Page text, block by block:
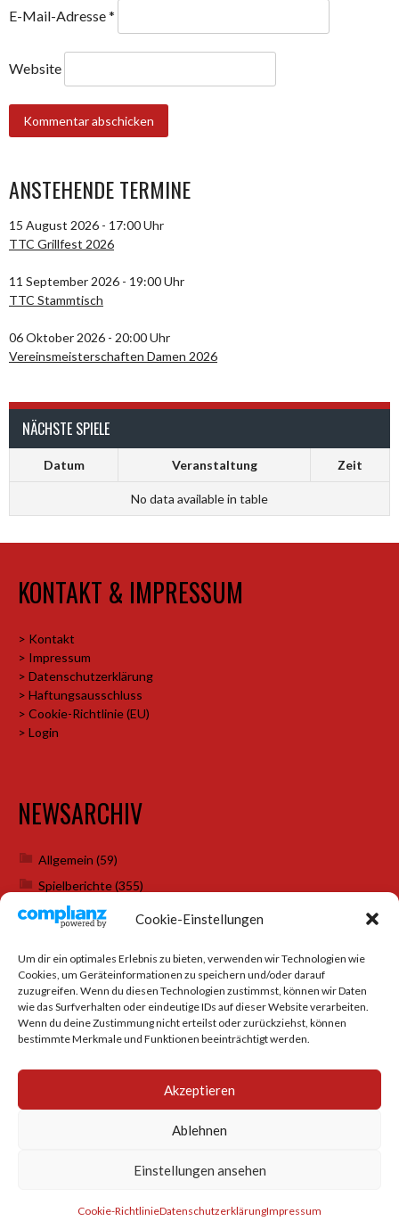
Cookie-Einstellungen
Um dir ein optimales Erlebnis zu bieten, verwenden wir Technologien wie
Cookies, um Geräteinformationen zu speichern und/oder darauf
zuzugreifen. Wenn du diesen Technologien zustimmst, können wir Daten
wie das Surfverhalten oder eindeutige IDs auf dieser Website verarbeiten.
Wenn du deine Zustimmung nicht erteilst oder zurückziehst, können
bestimmte Merkmale und Funktionen beeinträchtigt werden.
Akzeptieren
Ablehnen
Einstellungen ansehen
Cookie-RichtlinieDatenschutzerklärungImpressum
E-Mail-Adresse*
Website
ANSTEHENDE TERMINE
15 August 2026 - 17:00 Uhr
TTC Grillfest 2026
11 September 2026 - 19:00 Uhr
TTC Stammtisch
06 Oktober 2026 - 20:00 Uhr
Vereinsmeisterschaften Damen 2026
NÄCHSTE SPIELE
Datum Veranstaltung Zeit
No data available in table
KONTAKT & IMPRESSUM
> Kontakt
> Impressum
> Datenschutzerklärung
> Haftungsausschluss
> Cookie-Richtlinie (EU)
> Login
NEWSARCHIV
Allgemein (59)
Spielberichte(355)
Weihnachtsfeiern(7)
SOCIAL MEDIA